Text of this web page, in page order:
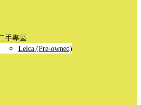
手專區
Leica (Pre-owned)